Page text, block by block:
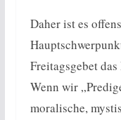
Daher ist es
Freitagsgebet
Wenn wir
moralische,